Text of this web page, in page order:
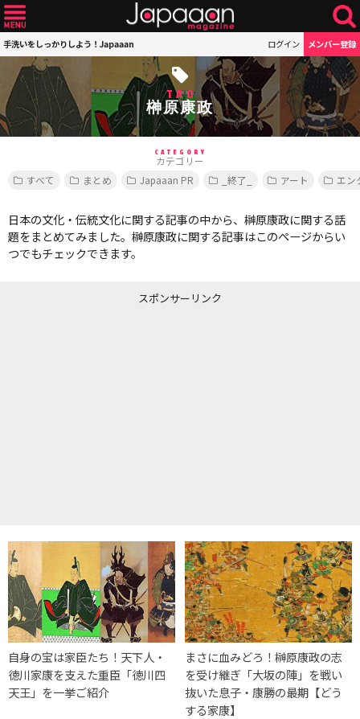
手洗いをしっかりしよう！Japaaan ログイン メンバー登録
TAG
榊原康政
CATEGORY
カテゴリー
すべて
まとめ Japaaan PR _終了_ アート エン
日本の文化・伝統文化に関する記事の中から、榊原康政に関する話
題をまとめてみました。榊原康政に関する記事はこのページからい
つでもチェックできます。
スポンサーリンク
自身の宝は家臣たち！天下人・
徳川家康を支えた重臣「徳川四
天王」を一挙ご紹介
まさに血みどろ！榊原康政の志
を受け継ぎ「大坂の陣」を戦い
抜いた息子・康勝の最期【どう
する家康】